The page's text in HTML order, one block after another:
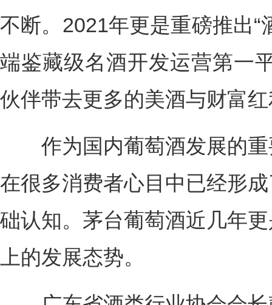
不断。2021年更是重磅推出“
端鉴藏级名酒开发运营第一
伙伴带去更多的美酒与财富
作为国内葡萄酒发展的重
在很多消费者心目中已经形
础认知。茅台葡萄酒近几年
上的发展态势。